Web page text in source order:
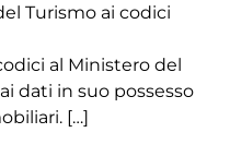
Turismo ai codici
al Ministero del
dati in suo possesso
[…]